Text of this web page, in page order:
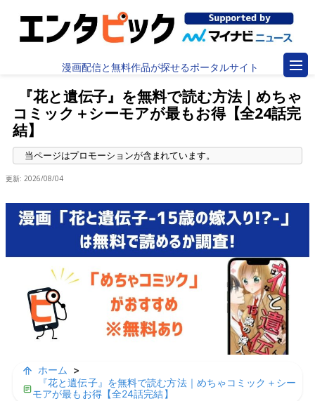
漫画配信と無料作品が探せるポータルサイト
『花と遺伝子』を無料で読む方法｜めちゃ
コミック＋シーモアが最もお得【全24話完
結】
更新: 2026/08/04
ホーム
>
『花と遺伝子』を無料で読む方法｜めちゃコミック＋シー
モアが最もお得【全24話完結】